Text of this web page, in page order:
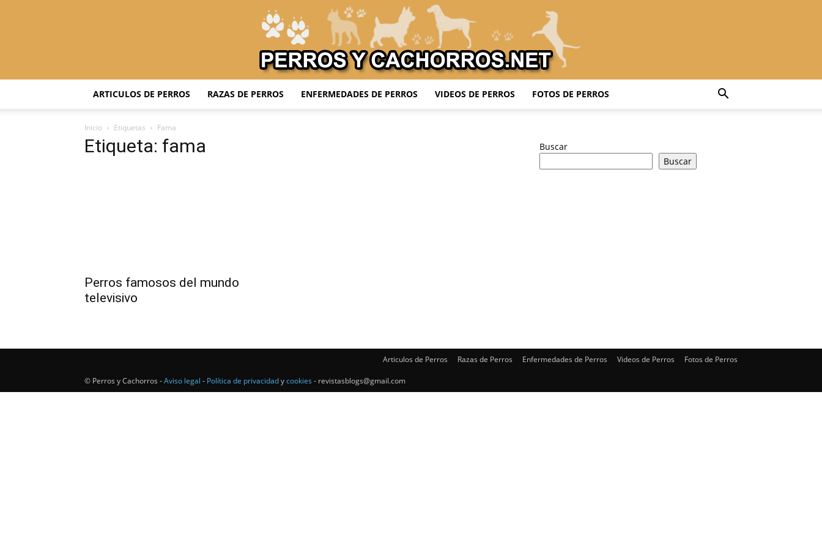
Razas
ARTICULOS DE PERROS RAZAS DE PERROS ENFERMEDADES DE PERROS VIDEOS DE PERROS FOTOS DE PERROS
Inicio Etiquetas Fama
Etiqueta: fama
Perros famosos del mundo
televisivo
Buscar
Buscar
Articulos de Perros Razas de Perros Enfermedades de Perros Videos de Perros Fotos de Perros
© Perros y Cachorros -Aviso legal - Política de privacidadycookies - revistasblogs@gmail.com